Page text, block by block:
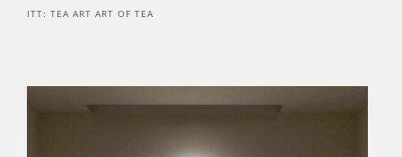
ITT: TEA ART ART OF TEA